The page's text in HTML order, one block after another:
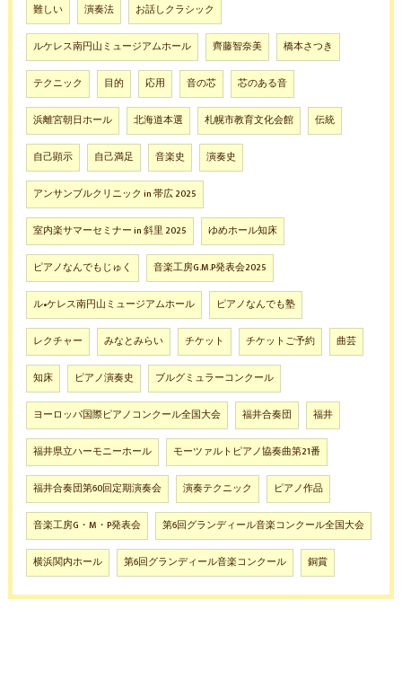
難しい 演奏法 お話しクラシック
ルケレス南円山ミュージアムホール 齊藤智奈美 橋本さつき
テクニック 目的 応用 音の芯 芯のある音
浜離宮朝日ホール 北海道本選 札幌市教育文化会館 伝統
自己顕示 自己満足 音楽史 演奏史
アンサンブルクリニック in 帯広 2025
室内楽サマーセミナー in 斜里 2025 ゆめホール知床
ピアノなんでもじゅく 音楽工房G.M.P発表会2025
ル•ケレス南円山ミュージアムホール ピアノなんでも塾
レクチャー みなとみらい チケット チケットご予約 曲芸
知床 ピアノ演奏史 ブルグミュラーコンクール
ヨーロッパ国際ピアノコンクール全国大会 福井合奏団 福井
福井県立ハーモニーホール モーツァルトピアノ協奏曲第21番
福井合奏団第60回定期演奏会 演奏テクニック ピアノ作品
音楽工房G・M・P発表会 第6回グランディール音楽コンクール全国大会
横浜関内ホール 第6回グランディール音楽コンクール 銅賞